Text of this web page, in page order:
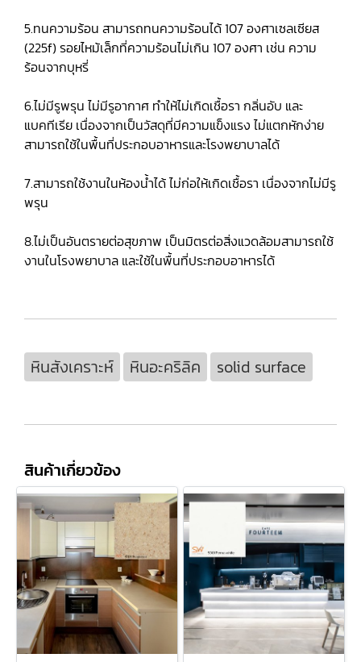
5.ทนความร้อน สามารถทนความร้อนได้ 107 องศาเซลเซียส
(225f) รอยไหม้เล็กที่ความร้อนไม่เกิน 107 องศา เช่น ความ
ร้อนจากบุหรี่
6.ไม่มีรูพรุน ไม่มีรูอากาศ ทำให้ไม่เกิดเชื้อรา กลิ่นอับ และ
แบคทีเรีย เนื่องจากเป็นวัสดุที่มีความแข็งแรง ไม่แตกหักง่าย
สามารถใช้ในพื้นที่ประกอบอาหารและโรงพยาบาลได้
7.สามารถใช้งานในห้องน้ำได้ ไม่ก่อให้เกิดเชื้อรา เนื่องจากไม่มีรู
พรุน
8.ไม่เป็นอันตรายต่อสุขภาพ เป็นมิตรต่อสิ่งแวดล้อมสามารถใช้
งานในโรงพยาบาล และใช้ในพื้นที่ประกอบอาหารได้
หินสังเคราะห์ หินอะคริลิค solid surface
สินค้าเกี่ยวข้อง